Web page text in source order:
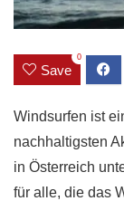
Save
0
Windsurfen ist
nachhaltigsten
in Österreich
für alle, die das